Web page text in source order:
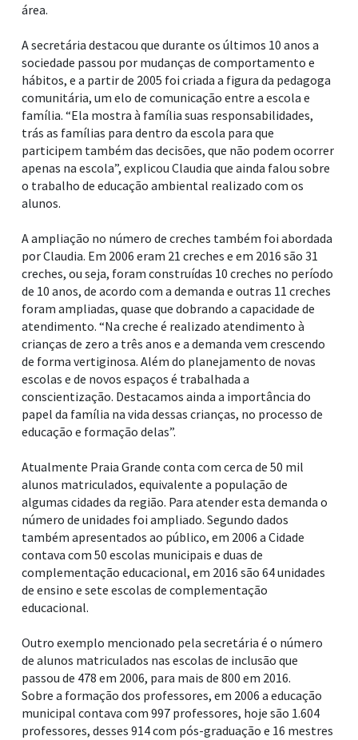
área.
A secretária destacou que durante os últimos 10 anos a
sociedade passou por mudanças de comportamento e
hábitos, e a partir de 2005 foi criada a figura da pedagoga
comunitária, um elo de comunicação entre a escola e
família. “Ela mostra à família suas responsabilidades,
trás as famílias para dentro da escola para que
participem também das decisões, que não podem ocorrer
apenas na escola”, explicou Claudia que ainda falou sobre
o trabalho de educação ambiental realizado com os
alunos.
A ampliação no número de creches também foi abordada
por Claudia. Em 2006 eram 21 creches e em 2016 são 31
creches, ou seja, foram construídas 10 creches no período
de 10 anos, de acordo com a demanda e outras 11 creches
foram ampliadas, quase que dobrando a capacidade de
atendimento. “Na creche é realizado atendimento à
crianças de zero a três anos e a demanda vem crescendo
de forma vertiginosa. Além do planejamento de novas
escolas e de novos espaços é trabalhada a
conscientização. Destacamos ainda a importância do
papel da família na vida dessas crianças, no processo de
educação e formação delas”.
Atualmente Praia Grande conta com cerca de 50 mil
alunos matriculados, equivalente a população de
algumas cidades da região. Para atender esta demanda o
número de unidades foi ampliado. Segundo dados
também apresentados ao público, em 2006 a Cidade
contava com 50 escolas municipais e duas de
complementação educacional, em 2016 são 64 unidades
de ensino e sete escolas de complementação
educacional.
Outro exemplo mencionado pela secretária é o número
de alunos matriculados nas escolas de inclusão que
passou de 478 em 2006, para mais de 800 em 2016.
Sobre a formação dos professores, em 2006 a educação
municipal contava com 997 professores, hoje são 1.604
professores, desses 914 com pós-graduação e 16 mestres